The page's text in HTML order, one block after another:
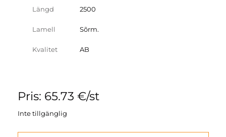
Längd 2500
Lamell Sõrm.
Kvalitet AB
Pris: 65.73 €/st
Inte tillgänglig